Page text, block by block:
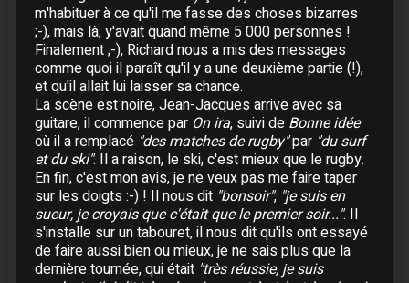
01 Décembre :Reims
02 Décembre :Châlon-sur-Saône
03 Décembre :Châlon-sur-Saône
04 Décembre : Grenoble- Summum
06 Décembre : Montpellier
07 Décembre : Marseille
08 Décembre :Marseille
09 Décembre :Montpellier
10 Décembre : Toulon - Zénith Oméga
12 Décembre :Le Mans
13 Décembre :Caen
14 Décembre :Caen
m'habituer à ce qu'il me fasse des choses bizarres
;-), mais là, y'avait quand même 5 000 personnes !
Finalement ;-), Richard nous a mis des messages
comme quoi il paraît qu'il y a une deuxième partie (!),
et qu'il allait lui laisser sa chance.
La scène est noire, Jean-Jacques arrive avec sa
guitare, il commence par On ira, suivi de Bonne idée
où il a remplacé "des matches de rugby"par "du surf
et du ski". Il a raison, le ski, c'est mieux que le rugby.
En fin, c'est mon avis, je ne veux pas me faire taper
sur les doigts :-) ! Il nous dit "bonsoir", "je suis en
sueur, je croyais que c'était que le premier soir...". Il
s'installe sur un tabouret, il nous dit qu'ils ont essayé
de faire aussi bien ou mieux, je ne sais plus que la
dernière tournée, qui était "très réussie, je suis